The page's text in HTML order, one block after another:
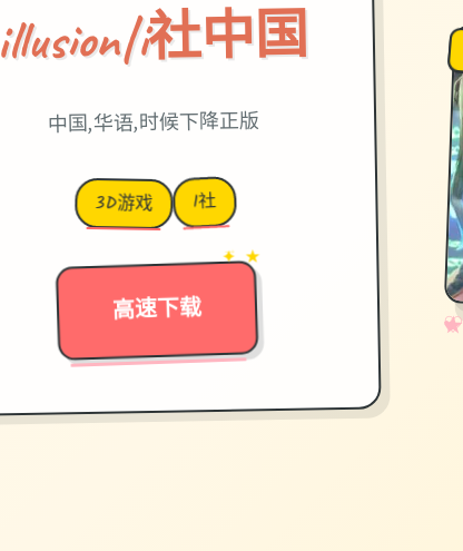
illusion|i社中国
中国,华语,时候下降正版
3D游戏 I社
高速下载
→
✦ ★
✧
♡
★
♥